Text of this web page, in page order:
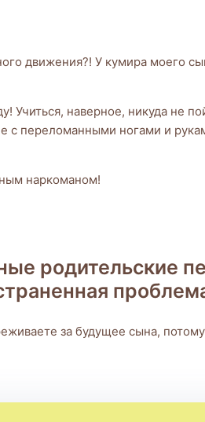
движения?! У кумира моего
Учиться, наверное, никуда не
с переломанными ногами и
наркоманом!
родительские
за будущее сына,